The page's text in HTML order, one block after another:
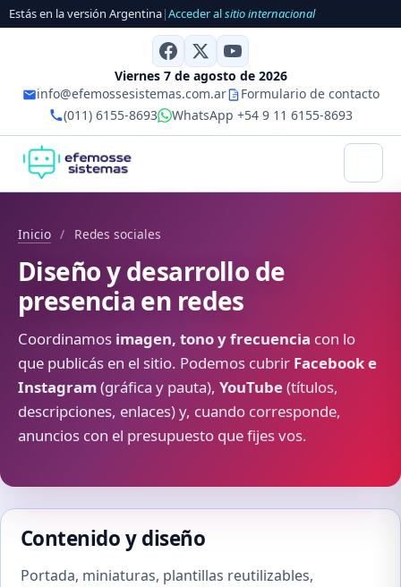
Estás en la versión Argentina|Acceder alsitio internacional
Viernes 7 de agosto de 2026
info@efemossesistemas.com.ar
Formulario de contacto
(011) 6155-8693
WhatsApp +54 9 11 6155-8693
Inicio / Redes sociales
Diseño y desarrollo de
presencia en redes
Coordinamos imagen, tono y frecuencia con lo
que publicás en el sitio. Podemos cubrir Facebook e
Instagram(gráfica y pauta), YouTube(títulos,
descripciones, enlaces) y, cuando corresponde,
anuncios con el presupuesto que fijes vos.
Contenido y diseño
Portada, miniaturas, plantillas reutilizables,